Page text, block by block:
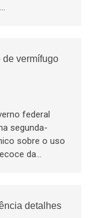
de vermífugo
federal
segunda-
sobre o uso
da…
detalhes